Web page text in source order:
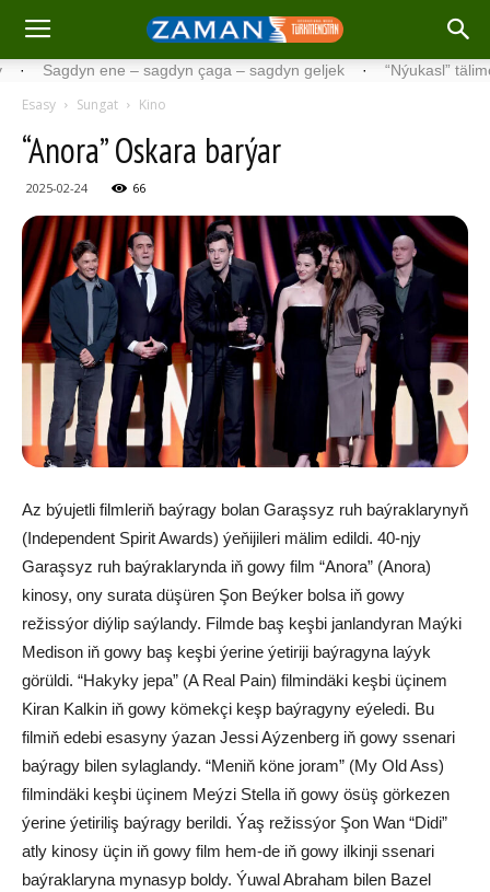
ene – sagdyn çaga – sagdyn geljek · “Nýukasl” tälimçisini
Esasy Sungat Kino
“Anora” Oskara barýar
2025-02-24 66
Az býujetli filmleriň baýragy bolan Garaşsyz ruh baýraklarynyň
(Independent Spirit Awards) ýeňijileri mälim edildi. 40-njy
Garaşsyz ruh baýraklarynda iň gowy film “Anora” (Anora)
kinosy, ony surata düşüren Şon Beýker bolsa iň gowy
režissýor diýlip saýlandy. Filmde baş keşbi janlandyran Maýki
Medison iň gowy baş keşbi ýerine ýetiriji baýragyna laýyk
görüldi. “Hakyky jepa” (A Real Pain) filmindäki keşbi üçinem
Kiran Kalkin iň gowy kömekçi keşp baýragyny eýeledi. Bu
filmiň edebi esasyny ýazan Jessi Aýzenberg iň gowy ssenari
baýragy bilen sylaglandy. “Meniň köne joram” (My Old Ass)
filmindäki keşbi üçinem Meýzi Stella iň gowy ösüş görkezen
ýerine ýetiriliş baýragy berildi. Ýaş režissýor Şon Wan “Didi”
atly kinosy üçin iň gowy film hem-de iň gowy ilkinji ssenari
baýraklaryna mynasyp boldy. Ýuwal Abraham bilen Bazel